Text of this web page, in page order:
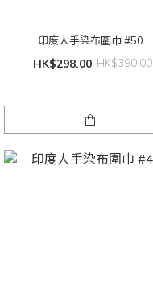
印度人手染布圍巾 #50
HK$298.00 HK$390.00